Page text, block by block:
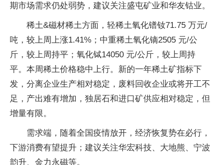
期市场需求仍处弱势，建议关注盛屯矿业和华友钴业。
稀土&磁材稀土方面，轻稀土氧化镨钕71.75 万元/
吨，较上周上涨1.41%；中重稀土氧化镝2505 元/公
斤，较上周持平；氧化铽14050 元/公斤，较上周持
平。本周稀土价格稳中上行。新的一年稀土矿指标下
发，分离企业生产相对稳定，废料回收企业或将开工不
足，产出难有增加，独居石和进口矿供应相对稳定，但
增量有限。
需求端，随着全国疫情放开，经济恢复势在必行，
下游消费有望提升；建议关注华宏科技、大地熊、宁波
韵升、金力永磁等。